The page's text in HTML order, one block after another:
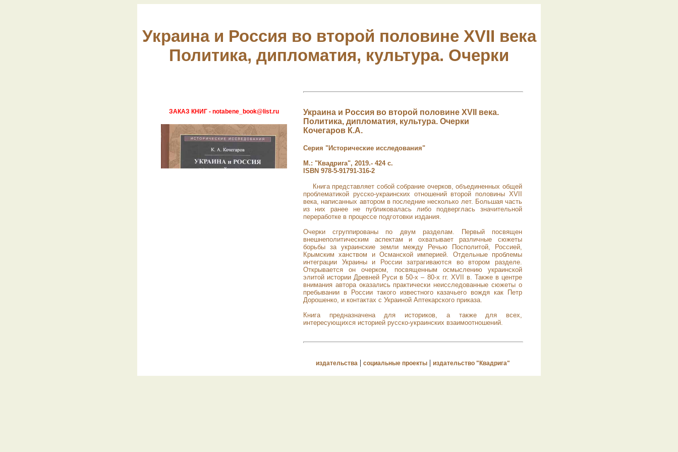
Украина и Россия во второй половине XVII века
Политика, дипломатия, культура. Очерки
ЗАКАЗ КНИГ - notabene_book@list.ru
Украина и Россия во второй половине XVII века.
Политика, дипломатия, культура. Очерки
Кочегаров К.А.
Серия "Исторические исследования"
М.: "Квадрига", 2019.- 424 с.
ISBN 978-5-91791-316-2
Книга представляет собой собрание очерков, объединенных общей
проблематикой русско-украинских отношений второй половины XVII
века, написанных автором в последние несколько лет. Большая часть
из них ранее не публиковалась либо подверглась значительной
переработке в процессе подготовки издания.
Очерки сгруппированы по двум разделам. Первый посвящен
внешнеполитическим аспектам и охватывает различные сюжеты
борьбы за украинские земли между Речью Посполитой, Россией,
Крымским ханством и Османской империей. Отдельные проблемы
интеграции Украины и России затрагиваются во втором разделе.
Открывается он очерком, посвященным осмыслению украинской
элитой истории Древней Руси в 50-х – 80-х гг. XVII в. Также в центре
внимания автора оказались практически неисследованные сюжеты о
пребывании в России такого известного казачьего вождя как Петр
Дорошенко, и контактах с Украиной Аптекарского приказа.
Книга предназначена для историков, а также для всех,
интересующихся историей русско-украинских взаимоотношений.
издательства | социальные проекты| издательство "Квадрига"